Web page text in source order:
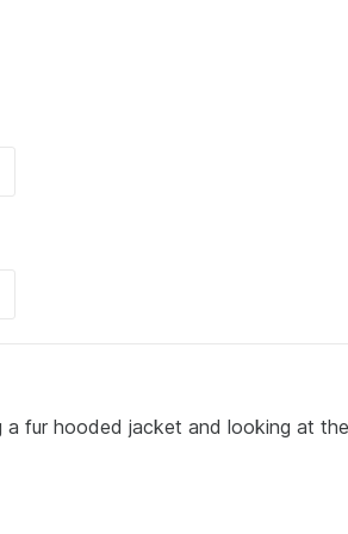
a fur hooded jacket and looking at the